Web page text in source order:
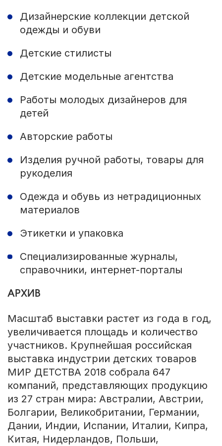
Дизайнерские коллекции детской
одежды и обуви
Детские стилисты
Детские модельные агентства
Работы молодых дизайнеров для
детей
Авторские работы
Изделия ручной работы, товары для
рукоделия
Одежда и обувь из нетрадиционных
материалов
Этикетки и упаковка
Специализированные журналы,
справочники, интернет-порталы
АРХИВ
Масштаб выставки растет из года в год,
увеличивается площадь и количество
участников. Крупнейшая российская
выставка индустрии детских товаров
МИР ДЕТСТВА 2018 собрала 647
компаний, представляющих продукцию
из 27 стран мира: Австралии, Австрии,
Болгарии, Великобритании, Германии,
Дании, Индии, Испании, Италии, Кипра,
Китая, Нидерландов, Польши,